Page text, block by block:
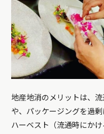
地産地消のメリットは、
や、パッケージングを過
ハーベスト（流通時にか